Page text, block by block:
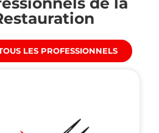
LES PROFESSIONNELS